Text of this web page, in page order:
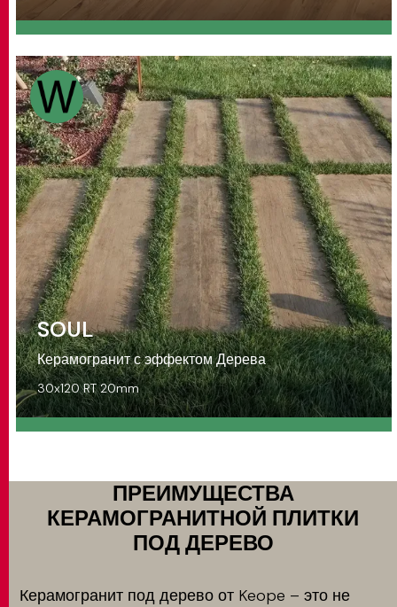
SOUL
Керамогранит с эффектом Дерева
30x120 RT 20mm
ПРЕИМУЩЕСТВА
КЕРАМОГРАНИТНОЙ ПЛИТКИ
ПОД ДЕРЕВО
Керамогранит под дерево от Keope – это не